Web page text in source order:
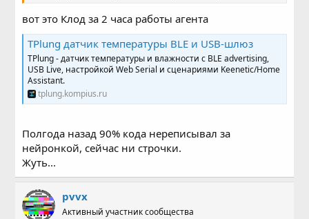
вот это Клод за 2 часа работы агента
TPlung датчик температуры BLE и USB-шлюз
TPlung - датчик температуры и влажности с BLE advertising,
USB Live, настройкой Web Serial и сценариями Keenetic/Home
Assistant.
tplung.kompius.ru
Полгода назад 90% кода нереписывал за
нейронкой, сейчас ни строчки.
Жуть...
pvvx
Активный участник сообщества